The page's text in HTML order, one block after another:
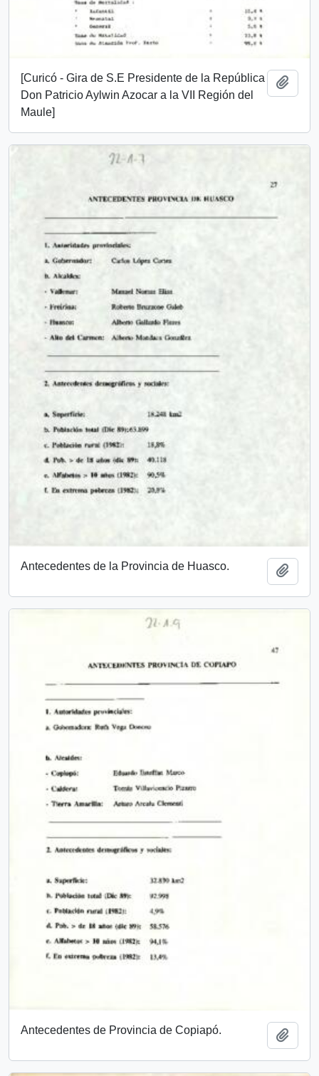
[Curicó - Gira de S.E Presidente de la República
Don Patricio Aylwin Azocar a la VII Región del
Maule]
Antecedentes de la Provincia de Huasco.
Antecedentes de Provincia de Copiapó.